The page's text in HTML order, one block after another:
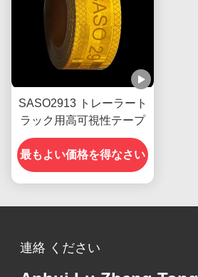
SASO2913 トレーラート
ラック用高可視性テープ
最もよい価格を得なさい
連絡 ください